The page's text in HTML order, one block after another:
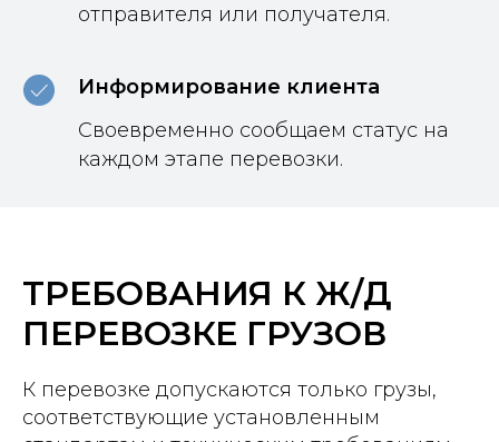
отправителя или получателя.
Информирование клиента
Своевременно сообщаем статус на
каждом этапе перевозки.
ТРЕБОВАНИЯ К Ж/Д
ПЕРЕВОЗКЕ ГРУЗОВ
К перевозке допускаются только грузы,
соответствующие установленным